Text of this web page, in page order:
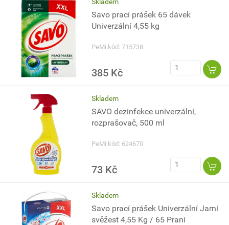
Savo prací prášek 65 dávek
Univerzální 4,55 kg
PeMi kód: 715738
385 Kč
Skladem
SAVO dezinfekce univerzální,
rozprašovač, 500 ml
PeMi kód: 624670
73 Kč
Skladem
Savo prací prášek Univerzální Jarní
svěžest 4,55 Kg / 65 Praní